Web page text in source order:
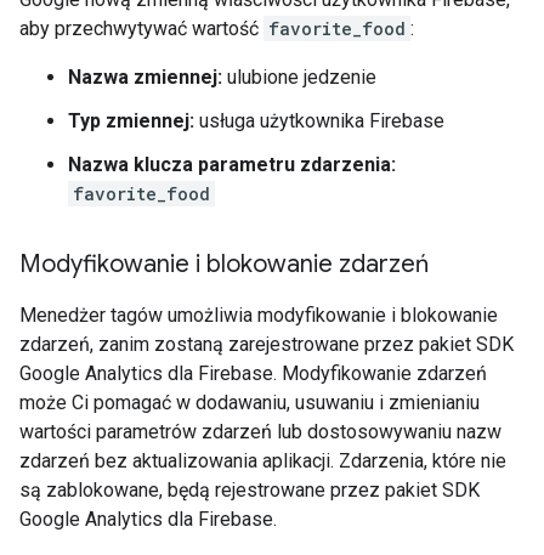
aby przechwytywać wartość favorite_food :
Nazwa zmiennej: ulubione jedzenie
Typ zmiennej: usługa użytkownika Firebase
Nazwa klucza parametru zdarzenia:
favorite_food
Modyfikowanie i blokowanie zdarzeń
Menedżer tagów umożliwia modyfikowanie i blokowanie
zdarzeń, zanim zostaną zarejestrowane przez pakiet SDK
Google Analytics dla Firebase. Modyfikowanie zdarzeń
może Ci pomagać w dodawaniu, usuwaniu i zmienianiu
wartości parametrów zdarzeń lub dostosowywaniu nazw
zdarzeń bez aktualizowania aplikacji. Zdarzenia, które nie
są zablokowane, będą rejestrowane przez pakiet SDK
Google Analytics dla Firebase.